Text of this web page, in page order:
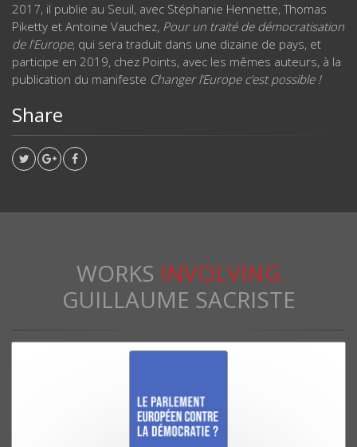
2017, il publie au Seuil, avec Stéphanie Hennette, Thomas
Piketty et Antoine Vauchez, Pour un traité de démocratisation
de l'Europe, qui sera traduit dans une dizaine de pays, et
participe en 2019, chez Points, avec les mêmes auteurs, à la
publication du manifeste Changer l’Europe c’est possible !
Share
WORKS INVOLVING
GUILLAUME SACRISTE